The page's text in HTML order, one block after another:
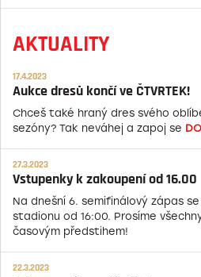
AKTUALITY
17.4.2023
Aukce dresů končí ve ČTVRTEK!
Chceš také hraný dres svého
sezóny? Tak neváhej a zapoj se
27.3.2023
Vstupenky k zakoupení od 16.00
Na dnešní 6. semifinálový zápas
stadionu od 16:00. Prosíme
časovým předstihem!
22.3.2023